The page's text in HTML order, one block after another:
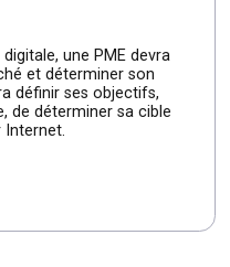
Toutefois, la question des
de son budget afin de
la cible, à son lieu de
socioprofessionnelle),
une bonne